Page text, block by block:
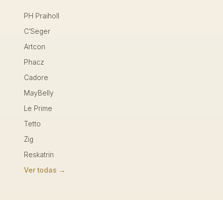
PH Praiholl
C’Seger
Artcon
Phacz
Cadore
MayBelly
Le Prime
Tetto
Zig
Reskatrin
Ver todas →